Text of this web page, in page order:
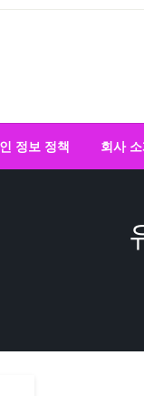
정보 정책 회사 소